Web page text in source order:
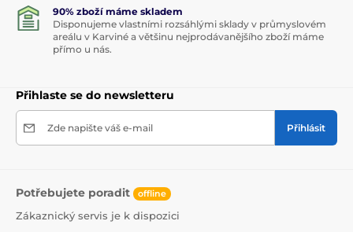
90% zboží máme skladem
Disponujeme vlastními rozsáhlými sklady v průmyslovém
areálu v Karviné a většinu nejprodávanějšího zboží máme
přímo u nás.
Přihlaste se do newsletteru
Zde napište váš e-mail Přihlásit
Potřebujete poradit offline
Zákaznický servis je k dispozici